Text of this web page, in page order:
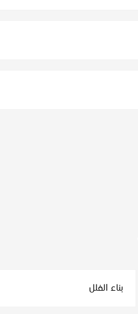
بناء الفلل